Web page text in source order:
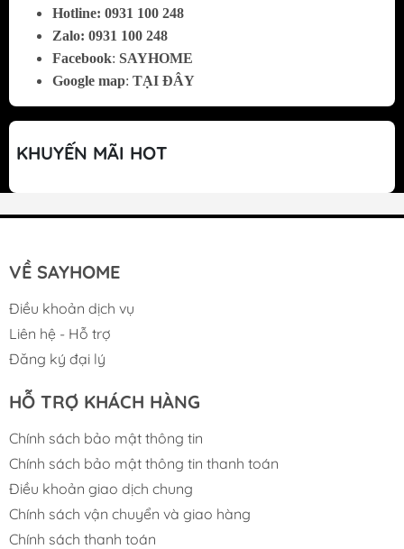
Màng RO nguyên khối sản xuất tại Mỹ lọc
sạch đến 99,99% virus, vi khuẩn, ion kim
loại nặng và chất độc hại, tạo nguồn nước
chuẩn tinh khiết.
Cụm lõi lọc chức năng HP 6.0 đúc nguyên
khối, ngăn rò rỉ, chống tái nhiễm khuẩn. Giúp
Tác dụng của các lõi lọc trong máy
Karofi KAQ-U98
1.1. Hệ thống lọc RO được cấu tạo bởi 3 bộ
Hotline: 0931 100 248
Zalo: 0931 100 248
Facebook: SAYHOME
Google map: TẠI ĐÂY
KHUYẾN MÃI HOT
VỀ SAYHOME
Điều khoản dịch vụ
Liên hệ - Hỗ trợ
Đăng ký đại lý
HỖ TRỢ KHÁCH HÀNG
Chính sách bảo mật thông tin
Chính sách bảo mật thông tin thanh toán
Điều khoản giao dịch chung
Chính sách vận chuyển và giao hàng
Chính sách thanh toán